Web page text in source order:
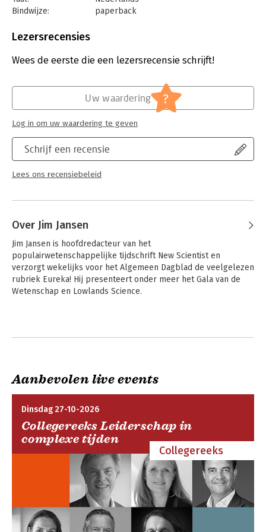
Bindwijze:
paperback
Uitgever:
Verschijningsdatum:
17-1-2023
Mens en maatschappij
Lezersrecensies
Wees de eerste die een lezersrecensie schrijft!
Schrijf een recensie
Lees ons recensiebeleid
Uw waardering ?
Log in om uw waardering te geven
Over Jim Jansen
Jim Jansen is hoofdredacteur van het
populairwetenschappelijke tijdschrift New Scientist en
verzorgt wekelijks voor het Algemeen Dagblad de veelgelezen
rubriek Eureka! Hij presenteert onder meer het Gala van de
Wetenschap en Lowlands Science.
Aanbevolen live events
Dinsdag 27-10-2026
Collegereeks Leiderschap in
complexe tijden
Collegereeks